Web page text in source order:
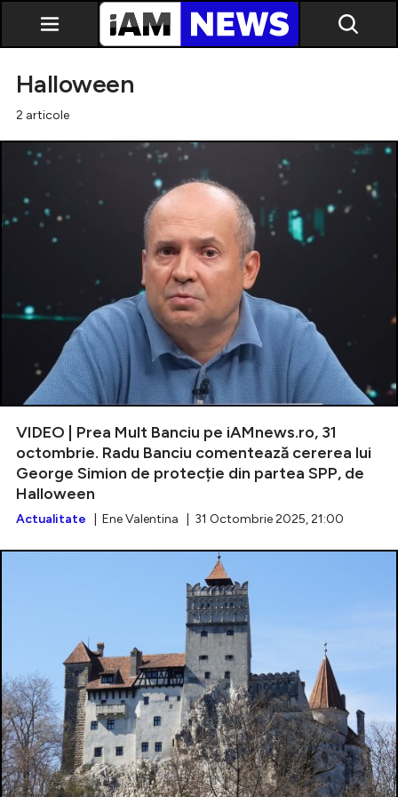
Exclusiv
Intră în cont
Creează cont
Halloween
2 articole
VIDEO | Prea Mult Banciu pe iAMnews.ro, 31
octombrie. Radu Banciu comentează cererea lui
George Simion de protecție din partea SPP, de
Halloween
Actualitate | Ene Valentina | 31 Octombrie 2025, 21:00